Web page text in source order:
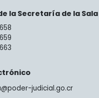
la Secretaría de la
judicial.go.cr